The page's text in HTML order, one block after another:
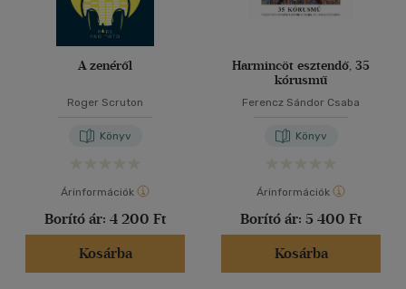
A zenéről
Roger Scruton
Könyv
Árinformációk
Borító ár: 4 200 Ft
Kosárba
Harmincöt esztendő, 35
kórusmű
Ferencz Sándor Csaba
Könyv
Árinformációk
Borító ár: 5 400 Ft
Kosárba